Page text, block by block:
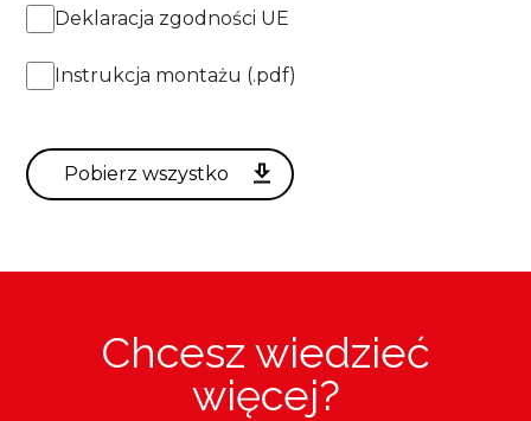
Deklaracja zgodności UE
Instrukcja montażu (.pdf)
Chcesz wiedzieć
więcej?